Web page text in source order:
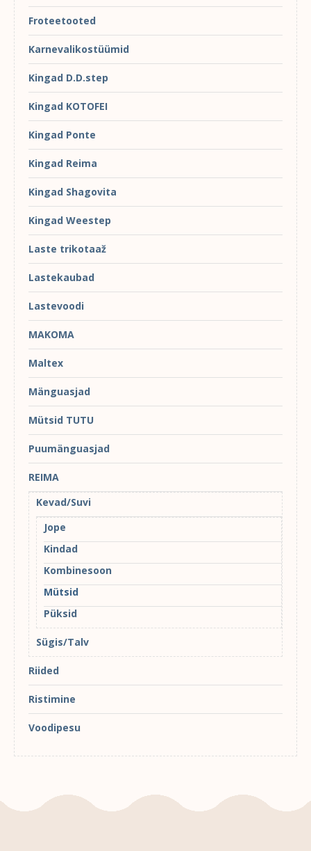
Froteetooted
Karnevalikostüümid
Kingad D.D.step
Kingad KOTOFEI
Kingad Ponte
Kingad Reima
Kingad Shagovita
Kingad Weestep
Laste trikotaaž
Lastekaubad
Lastevoodi
MAKOMA
Maltex
Mänguasjad
Mütsid TUTU
Puumänguasjad
REIMA
Kevad/Suvi
Jope
Kindad
Kombinesoon
Mütsid
Püksid
Sügis/Talv
Riided
Ristimine
Voodipesu